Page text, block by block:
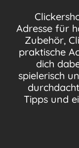
Adresse für
Zubehör,
praktische
dich
spielerisch
Tipps und